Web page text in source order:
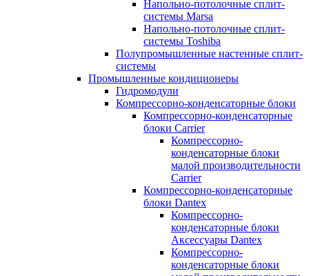
Напольно-потолочные сплит-
системы Marsa
Напольно-потолочные сплит-
системы Toshiba
Полупромышленные настенные сплит-
системы
Промышленные кондиционеры
Гидромодули
Компрессорно-конденсаторные блоки
Компрессорно-конденсаторные
блоки Carrier
Компрессорно-
конденсаторные блоки
малой производительности
Carrier
Компрессорно-конденсаторные
блоки Dantex
Компрессорно-
конденсаторные блоки
Аксессуары Dantex
Компрессорно-
конденсаторные блоки